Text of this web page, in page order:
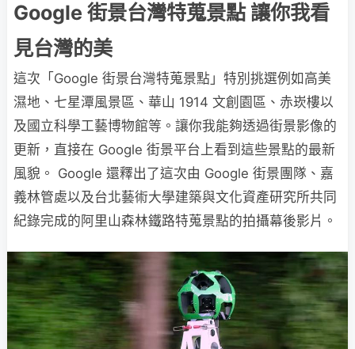
Google 街景台灣特蒐景點 讓你我看
見台灣的美
這次「Google 街景台灣特蒐景點」特別挑選例如高美
濕地、七星潭風景區、華山 1914 文創園區、赤崁樓以
及國立科學工藝博物館等。讓你我能夠透過街景影像的
更新，直接在 Google 街景平台上看到這些景點的最新
風貌。 Google 還釋出了這次由 Google 街景團隊、嘉
義林管處以及台北藝術大學建築與文化資產研究所共同
紀錄完成的阿里山森林鐵路特蒐景點的拍攝幕後影片。